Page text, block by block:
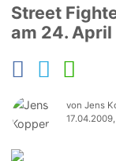
Street
am 24. April
von Jens